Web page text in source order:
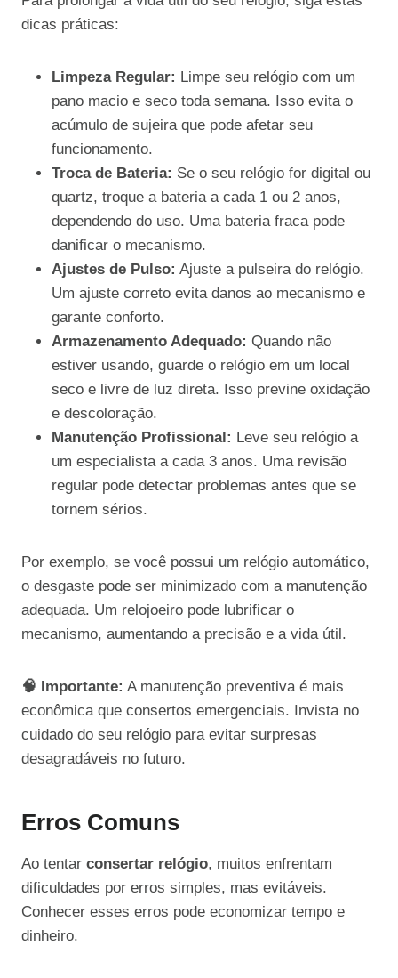
dicas práticas:
Limpeza Regular: Limpe seu relógio com um
pano macio e seco toda semana. Isso evita o
acúmulo de sujeira que pode afetar seu
funcionamento.
Troca de Bateria: Se o seu relógio for digital ou
quartz, troque a bateria a cada 1 ou 2 anos,
dependendo do uso. Uma bateria fraca pode
danificar o mecanismo.
Ajustes de Pulso: Ajuste a pulseira do relógio.
Um ajuste correto evita danos ao mecanismo e
garante conforto.
Armazenamento Adequado: Quando não
estiver usando, guarde o relógio em um local
seco e livre de luz direta. Isso previne oxidação
e descoloração.
Manutenção Profissional: Leve seu relógio a
um especialista a cada 3 anos. Uma revisão
regular pode detectar problemas antes que se
tornem sérios.
Por exemplo, se você possui um relógio automático,
o desgaste pode ser minimizado com a manutenção
adequada. Um relojoeiro pode lubrificar o
mecanismo, aumentando a precisão e a vida útil.
🧠 Importante: A manutenção preventiva é mais
econômica que consertos emergenciais. Invista no
cuidado do seu relógio para evitar surpresas
desagradáveis no futuro.
Erros Comuns
Ao tentar consertar relógio, muitos enfrentam
dificuldades por erros simples, mas evitáveis.
Conhecer esses erros pode economizar tempo e
dinheiro.